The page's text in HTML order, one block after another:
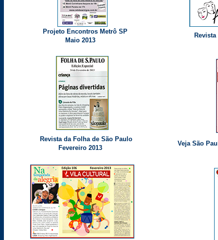
Projeto Encontros Metrô SP
Maio 2013
Revista da Folha de São Paulo
Fevereiro 2013
Veja São